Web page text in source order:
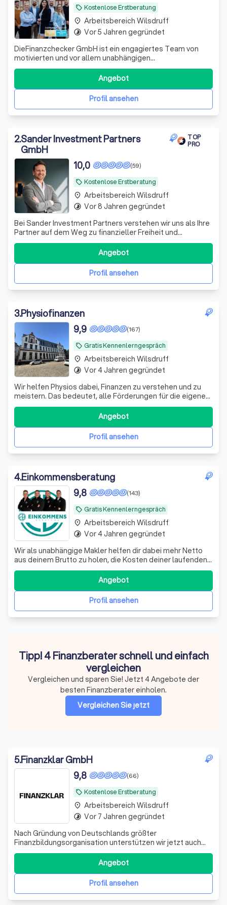
local_offer Kostenlose Erstberatung
DieFinanzchecker GmbH ist ein engagiertes Team von
motivierten und vor allem unabhängigen
Finanz-/Versicherungsmaklern aus dem Münsterland. Seit
2012 bieten wir unseren Kunden individuelle und
zielorientierte Produkte an, wobei wir den Fokus auf
Transparenz und Verständlichkeit setzen. Wir sind uns
Profil ansehen
Angebot
place Arbeitsbereich Wilsdruff
timelapse Vor 5 Jahren gegründet
2.Sander Investment Partners
GmbH
TOP
PRO
local_offer Kostenlose Erstberatung
(59)
10,0
Bei Sander Investment Partners verstehen wir uns als Ihre
Partner auf dem Weg zu finanzieller Freiheit und
Sicherheit. Mit über einem Jahrzehnt Erfahrung im
Investmentbereich und einem engagierten Team aus
Experten bieten wir maßgeschneiderte Anlagestrategien,
die perfekt auf Ihre individuellen Bedü
Profil ansehen
Angebot
place Arbeitsbereich Wilsdruff
timelapse Vor 8 Jahren gegründet
3.Physiofinanzen
local_offer Gratis Kennenlerngespräch
(167)
9,9
Wir helfen Physios dabei, Finanzen zu verstehen und zu
meistern. Das bedeutet, alle Förderungen für die eigene
Vorsorge und Absicherung richtig zu nutzen.
Profil ansehen
Angebot
place Arbeitsbereich Wilsdruff
timelapse Vor 4 Jahren gegründet
4.Einkommensberatung
local_offer Gratis Kennenlerngespräch
(143)
9,8
Wir als unabhängige Makler helfen dir dabei mehr Netto
aus deinem Brutto zu holen, die Kosten deiner laufenden
Verträge zu reduzieren und deine Rentenlücke zu
Profil ansehen
Angebot
place Arbeitsbereich Wilsdruff
timelapse Vor 4 Jahren gegründet
Tipp! 4 Finanzberater schnell und einfach
vergleichen
Vergleichen und sparen Sie! Jetzt 4 Angebote der
besten Finanzberater einholen.
Vergleichen Sie jetzt
5.Finanzklar GmbH
local_offer Kostenlose Erstberatung
(66)
9,8
Nach Gründung von Deutschlands größter
Finanzbildungsorganisation unterstützen wir jetzt auch
bei der Umsetzung. Bekannt aus ZDF, ARD, RTL und vielen
Profil ansehen
Angebot
place Arbeitsbereich Wilsdruff
timelapse Vor 7 Jahren gegründet